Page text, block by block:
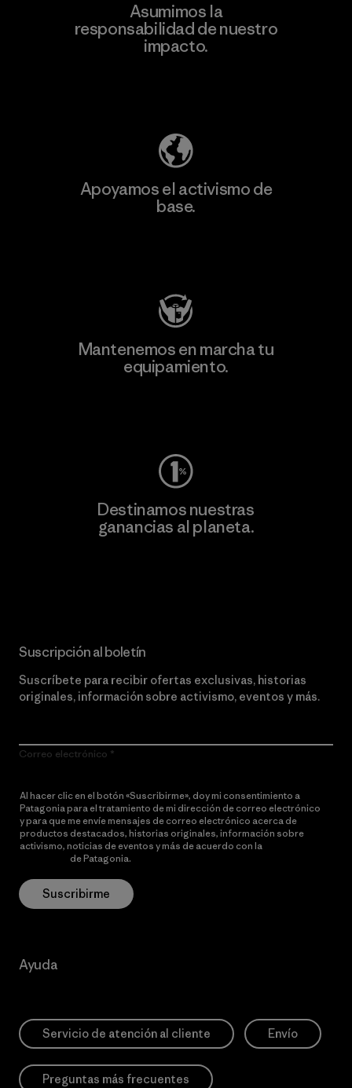
Asumimos la
responsabilidad de nuestro
impacto.
Apoyamos el activismo de
base.
Mantenemos en marcha tu
equipamiento.
Destinamos nuestras
ganancias al planeta.
Suscripción al boletín
Suscríbete para recibir ofertas exclusivas, historias
originales, información sobre activismo, eventos y más.
Correo electrónico
Al hacer clic en el botón «Suscribirme», doy mi consentimiento a
Patagonia para el tratamiento de mi dirección de correo electrónico
y para que me envíe mensajes de correo electrónico acerca de
productos destacados, historias originales, información sobre
activismo, noticias de eventos y más de acuerdo con la
de Patagonia.
Suscribirme
Ayuda
Servicio de atención al cliente Envío
Preguntas más frecuentes